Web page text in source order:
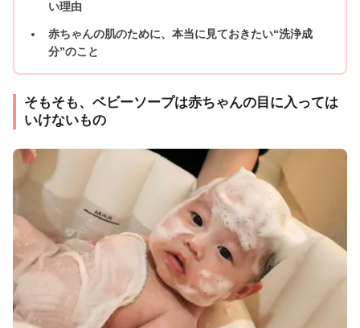
い理由
赤ちゃんの肌のために、本当に見ておきたい“洗浄成
分”のこと
そもそも、ベビーソープは赤ちゃんの目に入っては
いけないもの